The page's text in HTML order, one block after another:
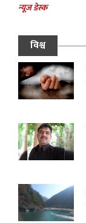
न्यूज डेस्क
विश्व